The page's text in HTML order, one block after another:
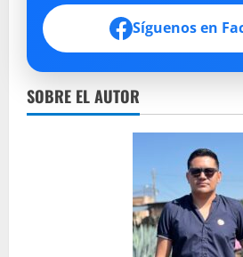
Síguenos en
SOBRE EL AUTOR